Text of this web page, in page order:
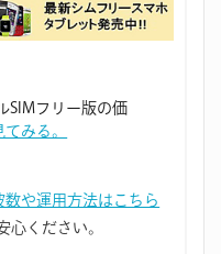
SIMフリー版の価
みる。
数や運用方法はこちら
心ください。